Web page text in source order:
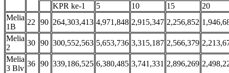
KPR ke-1
5 10 15
20
Melia
1B
22 90 264,303,413 4,971,848 2,915,347 2,256,852
Melia
2
30 90 300,552,563 5,653,736 3,315,187 2,566,379
Melia
3 Blv
36 90 339,186,525 6,380,485 3,741,331 2,896,269